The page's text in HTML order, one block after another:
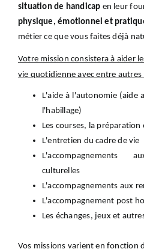
situation de handicap en leur
physique, émotionnel et
métier ce que vous faites déjà
Votre mission consistera à aider
vie quotidienne avec entre autres
L'aide à l'autonomie (aide
l'habillage)
Les courses, la préparation
L'entretien du cadre de vie
L'accompagnements
culturelles
L'accompagnements aux
L'accompagnement post
Les échanges, jeux et
Vos missions varient en fonction